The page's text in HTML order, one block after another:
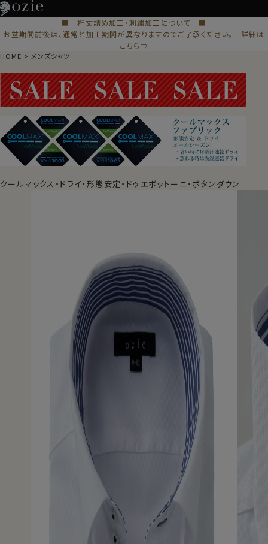
■ 裄丈詰め加工・刺繍加工について ■
お盆期間前後は、通常と加工期間が異なりますのでご了承ください。 詳細は
こちら⇒
HOME メンズシャツ
クールマックス・ドライ・形態安定・ドゥエボットーニ・ボタンダウン